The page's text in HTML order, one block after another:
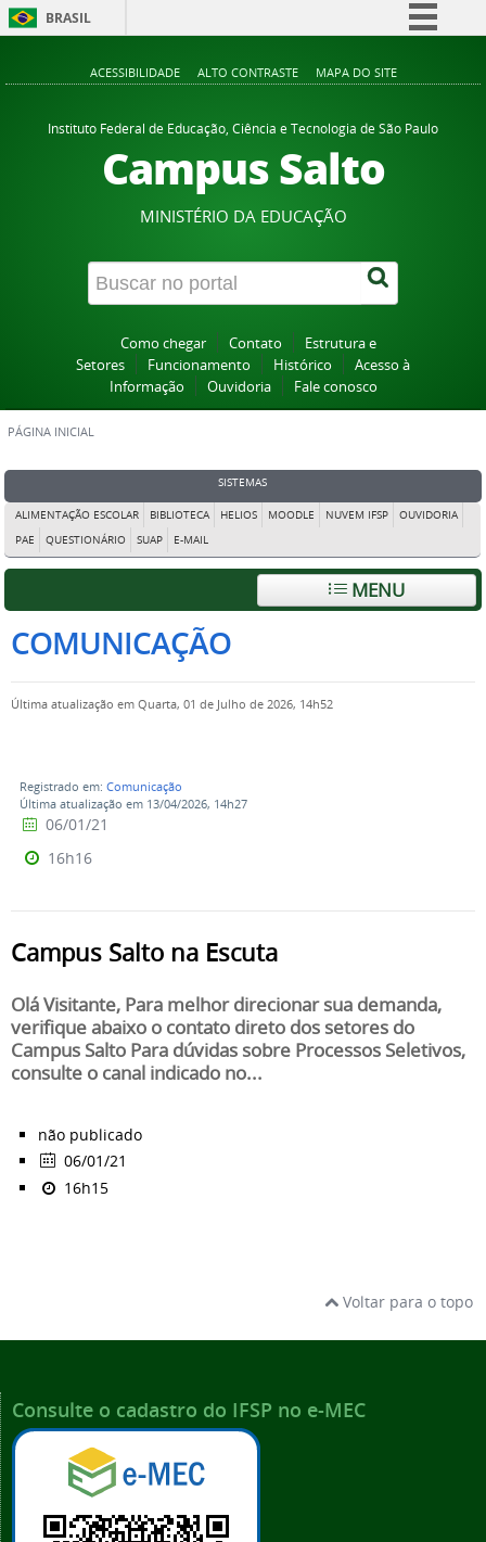
BRASIL
Comunica BR
Participe
Acesso à informação
Canais
ACESSIBILIDADE ALTO CONTRASTE MAPA DO SITE
Instituto Federal de Educação, Ciência e Tecnologia de São Paulo
Campus Salto
MINISTÉRIO DA EDUCAÇÃO
Como chegar Contato
Estrutura e
Setores
Funcionamento Histórico
Acesso à
Informação
Ouvidoria Fale conosco
PÁGINA INICIAL
SISTEMAS
ALIMENTAÇÃO ESCOLAR BIBLIOTECA HELIOS MOODLE NUVEM IFSP
OUVIDORIA
PAE
QUESTIONÁRIO SUAP E-MAIL
MENU
COMUNICAÇÃO
Última atualização em Quarta, 01 de Julho de 2026, 14h52
Registrado em: Comunicação
Última atualização em 13/04/2026, 14h27
06/01/21
16h16
Campus Salto na Escuta
Olá Visitante, Para melhor direcionar sua demanda,
verifique abaixo o contato direto dos setores do
Campus Salto Para dúvidas sobre Processos Seletivos,
consulte o canal indicado no...
não publicado
06/01/21
16h15
Voltar para o topo
Consulte o cadastro do IFSP no e-MEC